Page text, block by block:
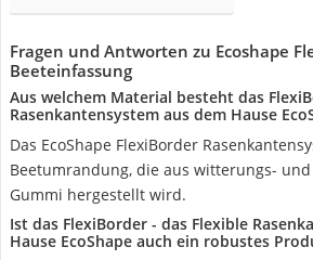
Fragen und Antworten zu Ecoshape
Beeteinfassung
Aus welchem Material besteht das
Rasenkantensystem aus dem Hause
Das EcoShape FlexiBorder
Beetumrandung, die aus witterungs-
Gummi hergestellt wird.
Ist das FlexiBorder - das Flexible
Hause EcoShape auch ein robustes